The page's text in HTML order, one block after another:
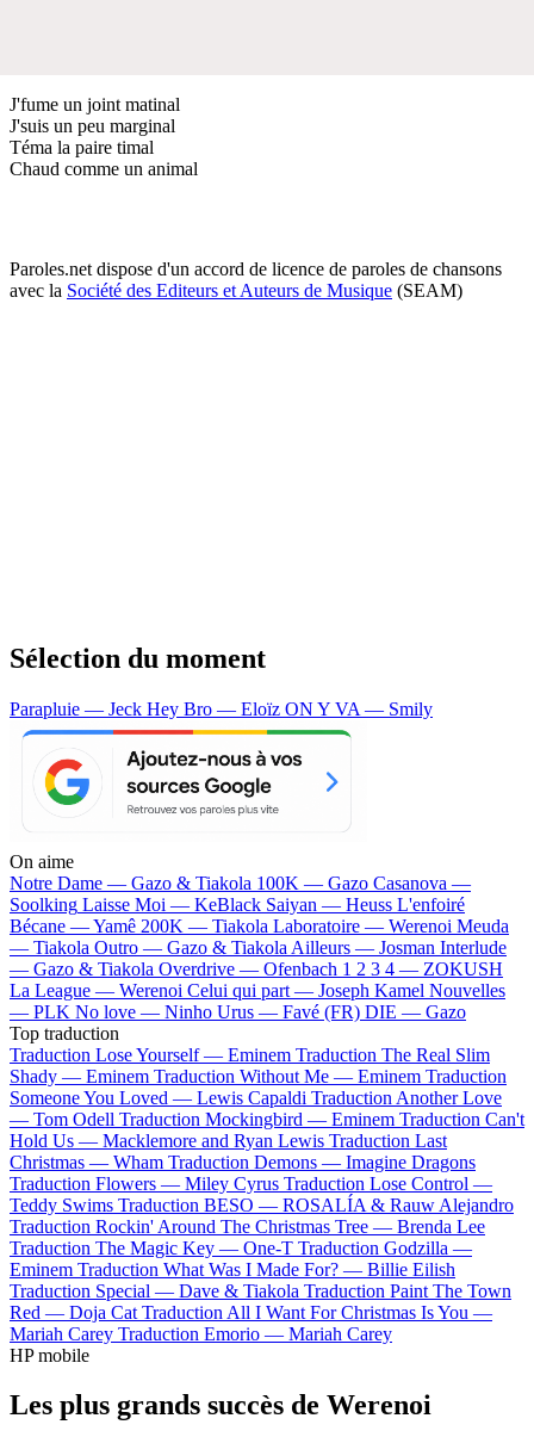
J'fume un joint matinal
J'suis un peu marginal
Téma la paire timal
Chaud comme un animal
Paroles.net dispose d'un accord de licence de paroles de chansons
avec la Société des Editeurs et Auteurs de Musique (SEAM)
Sélection du moment
Parapluie — Jeck Hey Bro — Eloïz ON Y VA — Smily
On aime
Notre Dame — Gazo & Tiakola 100K — Gazo Casanova —
Soolking Laisse Moi — KeBlack Saiyan — Heuss L'enfoiré
Bécane —Yamê 200K — Tiakola Laboratoire — Werenoi Meuda
— Tiakola Outro — Gazo & Tiakola Ailleurs — Josman Interlude
— Gazo & Tiakola Overdrive — Ofenbach 1 2 3 4 — ZOKUSH
La League — Werenoi Celui qui part — Joseph Kamel Nouvelles
— PLK No love — Ninho Urus — Favé (FR) DIE — Gazo
Top traduction
Traduction Lose Yourself — Eminem Traduction The Real Slim
Shady — Eminem Traduction Without Me — Eminem Traduction
Someone You Loved — Lewis Capaldi Traduction Another Love
— Tom Odell Traduction Mockingbird — Eminem Traduction Can't
Hold Us — Macklemore and Ryan Lewis Traduction Last
Christmas — Wham Traduction Demons — Imagine Dragons
Traduction Flowers — Miley Cyrus Traduction Lose Control —
Teddy Swims Traduction BESO — ROSALÍA & Rauw Alejandro
Traduction Rockin' Around The Christmas Tree — Brenda Lee
Traduction The Magic Key — One-T Traduction Godzilla —
Eminem Traduction What Was I Made For? — Billie Eilish
Traduction Special — Dave & Tiakola Traduction Paint The Town
Red — Doja Cat Traduction All I Want For Christmas Is You —
Mariah Carey Traduction Emorio — Mariah Carey
HP mobile
Les plus grands succès de Werenoi